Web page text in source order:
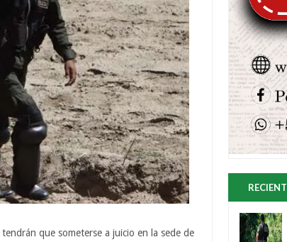
que someterse a juicio en la sede de